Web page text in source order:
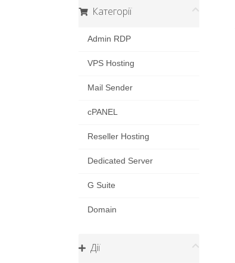
Категорії
Admin RDP
VPS Hosting
Mail Sender
cPANEL
Reseller Hosting
Dedicated Server
G Suite
Domain
Дії